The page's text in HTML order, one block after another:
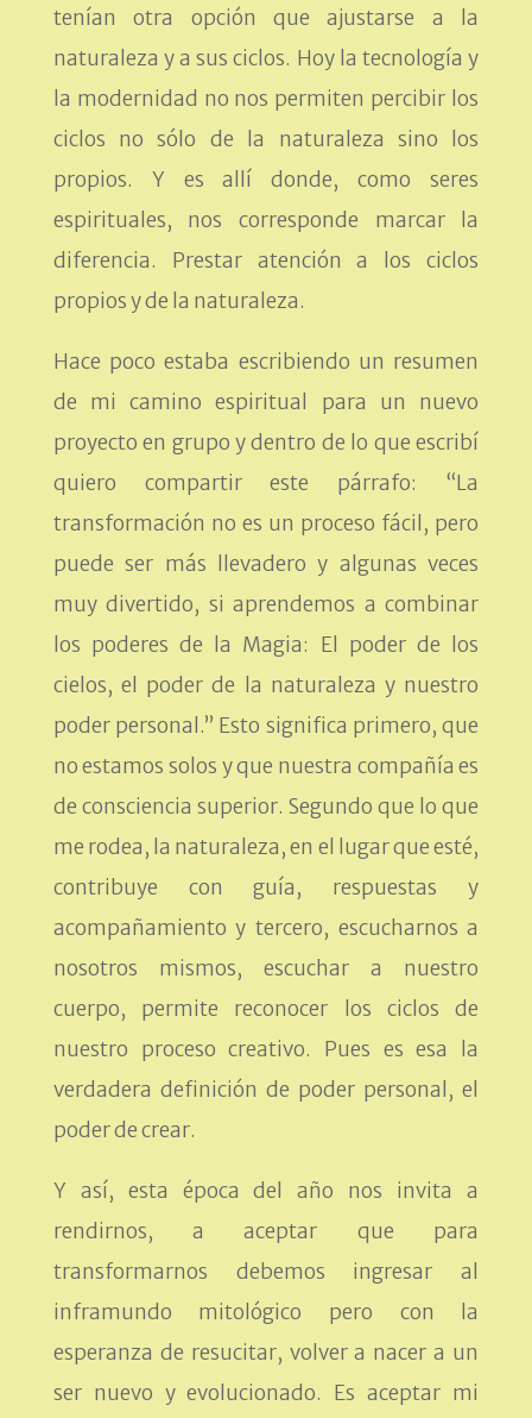
tenían otra opción que ajustarse a la
naturaleza y a sus ciclos. Hoy la tecnología y
la modernidad no nos permiten percibir los
ciclos no sólo de la naturaleza sino los
propios. Y es allí donde, como seres
espirituales, nos corresponde marcar la
diferencia. Prestar atención a los ciclos
propios y de la naturaleza.
Hace poco estaba escribiendo un resumen
de mi camino espiritual para un nuevo
proyecto en grupo y dentro de lo que escribí
quiero compartir este párrafo: “La
transformación no es un proceso fácil, pero
puede ser más llevadero y algunas veces
muy divertido, si aprendemos a combinar
los poderes de la Magia: El poder de los
cielos, el poder de la naturaleza y nuestro
poder personal.” Esto significa primero, que
no estamos solos y que nuestra compañía es
de consciencia superior. Segundo que lo que
me rodea, la naturaleza, en el lugar que esté,
contribuye con guía, respuestas y
acompañamiento y tercero, escucharnos a
nosotros mismos, escuchar a nuestro
cuerpo, permite reconocer los ciclos de
nuestro proceso creativo. Pues es esa la
verdadera definición de poder personal, el
poder de crear.
Y así, esta época del año nos invita a
rendirnos, a aceptar que para
transformarnos debemos ingresar al
inframundo mitológico pero con la
esperanza de resucitar, volver a nacer a un
ser nuevo y evolucionado. Es aceptar mi